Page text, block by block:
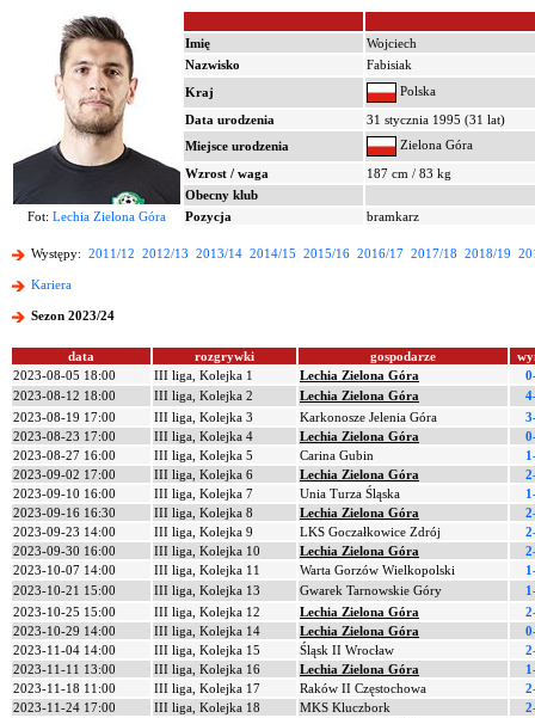
Imię
Wojciech
Nazwisko
Fabisiak
Kraj
Polska
Data urodzenia
31 stycznia 1995 (31 lat)
Miejsce urodzenia
Zielona Góra
Wzrost / waga
187 cm / 83 kg
Obecny klub
Fot: Lechia Zielona Góra Pozycja bramkarz
Występy: 2011/12 2012/13 2013/14 2014/15 2015/16 2016/17 2017/18 2018/19
Kariera
Sezon 2023/24
data rozgrywki gospodarze
2023-08-05 18:00
III liga, Kolejka 1 Lechia Zielona Góra
2023-08-12 18:00
III liga, Kolejka 2 Lechia Zielona Góra
2023-08-19 17:00
III liga, Kolejka 3 Karkonosze Jelenia Góra
2023-08-23 17:00
III liga, Kolejka 4 Lechia Zielona Góra
2023-08-27 16:00
III liga, Kolejka 5 Carina Gubin
2023-09-02 17:00
III liga, Kolejka 6 Lechia Zielona Góra
2023-09-10 16:00
III liga, Kolejka 7 Unia Turza Śląska
2023-09-16 16:30
III liga, Kolejka 8 Lechia Zielona Góra
2023-09-23 14:00
III liga, Kolejka 9 LKS Goczałkowice Zdrój
2023-09-30 16:00
III liga, Kolejka 10 Lechia Zielona Góra
2023-10-07 14:00
III liga, Kolejka 11 Warta Gorzów Wielkopolski
2023-10-21 15:00
III liga, Kolejka 13 Gwarek Tarnowskie Góry
2023-10-25 15:00
III liga, Kolejka 12 Lechia Zielona Góra
2023-10-29 14:00
III liga, Kolejka 14 Lechia Zielona Góra
2023-11-04 14:00
III liga, Kolejka 15 Śląsk II Wrocław
2023-11-11 13:00
III liga, Kolejka 16 Lechia Zielona Góra
2023-11-18 11:00
III liga, Kolejka 17 Raków II Częstochowa
2023-11-24 17:00
III liga, Kolejka 18 MKS Kluczbork